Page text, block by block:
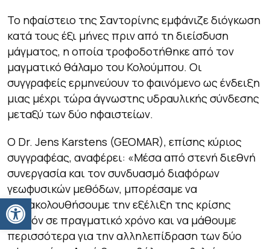
Ανοίξτε τη γραμμή εργαλείων
Το ηφαίστειο της Σαντορίνης εμφάνιζε διόγκωση
κατά τους έξι μήνες πριν από τη διείσδυση
μάγματος, η οποία τροφοδοτήθηκε από τον
μαγματικό θάλαμο του Κολούμπου. Οι
συγγραφείς ερμηνεύουν το φαινόμενο ως ένδειξη
μιας μέχρι τώρα άγνωστης υδραυλικής σύνδεσης
μεταξύ των δύο ηφαιστείων.
Ο Dr. Jens Karstens (GEOMAR), επίσης κύριος
συγγραφέας, αναφέρει: «Μέσα από στενή διεθνή
συνεργασία και τον συνδυασμό διαφόρων
γεωφυσικών μεθόδων, μπορέσαμε να
παρακολουθήσουμε την εξέλιξη της κρίσης
σχεδόν σε πραγματικό χρόνο και να μάθουμε
περισσότερα για την αλληλεπίδραση των δύο